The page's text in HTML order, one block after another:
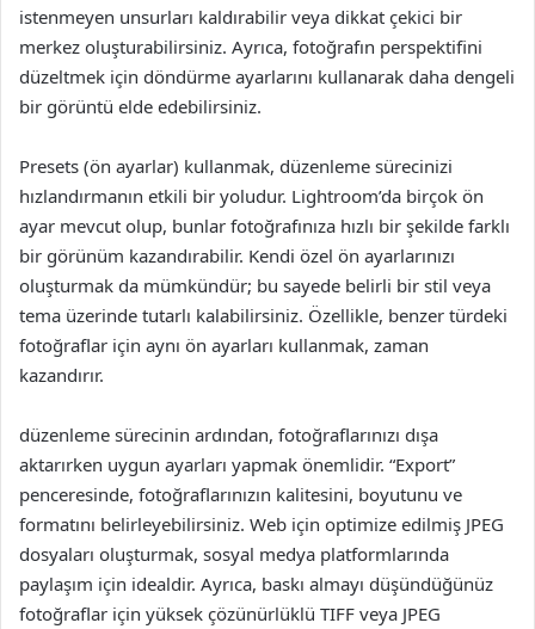
istenmeyen unsurları kaldırabilir veya dikkat çekici bir
merkez oluşturabilirsiniz. Ayrıca, fotoğrafın perspektifini
düzeltmek için döndürme ayarlarını kullanarak daha dengeli
bir görüntü elde edebilirsiniz.
Presets (ön ayarlar) kullanmak, düzenleme sürecinizi
hızlandırmanın etkili bir yoludur. Lightroom’da birçok ön
ayar mevcut olup, bunlar fotoğrafınıza hızlı bir şekilde farklı
bir görünüm kazandırabilir. Kendi özel ön ayarlarınızı
oluşturmak da mümkündür; bu sayede belirli bir stil veya
tema üzerinde tutarlı kalabilirsiniz. Özellikle, benzer türdeki
fotoğraflar için aynı ön ayarları kullanmak, zaman
kazandırır.
düzenleme sürecinin ardından, fotoğraflarınızı dışa
aktarırken uygun ayarları yapmak önemlidir. “Export”
penceresinde, fotoğraflarınızın kalitesini, boyutunu ve
formatını belirleyebilirsiniz. Web için optimize edilmiş JPEG
dosyaları oluşturmak, sosyal medya platformlarında
paylaşım için idealdir. Ayrıca, baskı almayı düşündüğünüz
fotoğraflar için yüksek çözünürlüklü TIFF veya JPEG